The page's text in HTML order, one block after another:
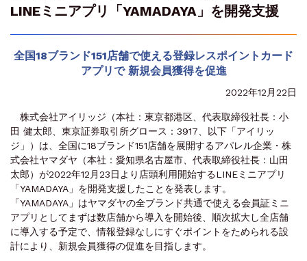
LINEミニアプリ「YAMADAYA」を開発支援
全国18ブランド151店舗で使える登録レスポイントカード
アプリで新規会員獲得を促進
2022年12月22日
株式会社アイリッジ（本社：東京都港区、代表取締役社長：小
田 健太郎、東京証券取引所グロース：3917、以下「アイリッ
ジ」）は、全国に18ブランド151店舗を展開するアパレル企業・株
式会社ヤマダヤ（本社：愛知県名古屋市、代表取締役社長：山田
太郎）が2022年12月23日より店頭利用開始するLINEミニアプリ
「YAMADAYA」を開発支援したことを発表します。
「YAMADAYA」はヤマダヤの全ブランド共通で使える会員証ミニ
アプリとしてまずは数店舗から導入を開始後、順次拡大し全店舗
に導入する予定で、情報登録なしにすぐポイントをためられる設
計により、新規会員獲得の促進を目指します。